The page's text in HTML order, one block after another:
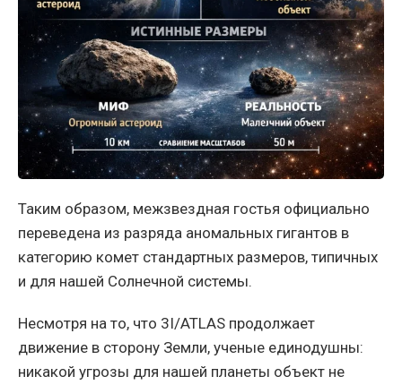
Таким образом, межзвездная гостья официально
переведена из разряда аномальных гигантов в
категорию комет стандартных размеров, типичных
и для нашей Солнечной системы.
Несмотря на то, что 3I/ATLAS продолжает
движение в сторону Земли, ученые единодушны:
никакой угрозы для нашей планеты объект не